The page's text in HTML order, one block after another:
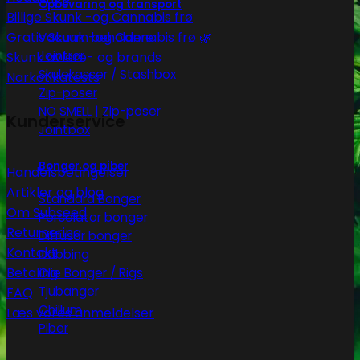
Opbevaring og transport
Vacuum beholdere
Jointrør
Skulekasser / Stashbox
Zip-poser
NO SMELL | Zip-poser
Jointbox
Bonger og piber
Standard Bonger
Percolator bonger
Diffusor bonger
Dabbing
Olie Bonger / Rigs
Tjubanger
Chillum
Piber
Billige Skunk -og Cannabis frø
Gratis Skunk -og Cannabis frø 🌿
Skunk avlere- og brands
Narkotikatests
Kunderservice
Handelsbetingelser
Artikler og blog
Om Subseed
Returnering
Kontakt
Betaling
FAQ
Læs vores anmeldelser